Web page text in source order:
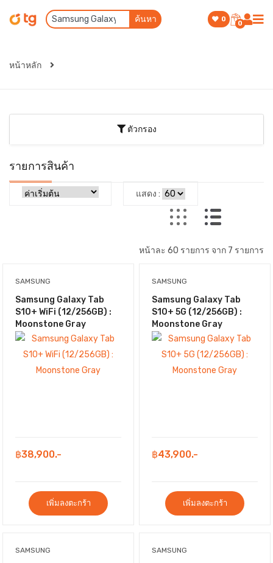
ค้นหา 0
0
หน้าหลัก
ตัวกรอง
รายการสินค้า
แสดง :
หน้าละ 60 รายการ จาก 7 รายการ
SAMSUNG
Samsung Galaxy Tab
S10+ WiFi (12/256GB) :
Moonstone Gray
฿38,900.-
เพิ่มลงตะกร้า
SAMSUNG
Samsung Galaxy Tab
S10+ 5G (12/256GB) :
Moonstone Gray
฿43,900.-
เพิ่มลงตะกร้า
SAMSUNG SAMSUNG